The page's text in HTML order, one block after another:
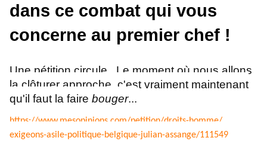
dans ce combat qui vous
concerne au premier chef !
Une pétition circule. Le moment où nous allons
la clôturer approche, c'est vraiment maintenant
qu'il faut la faire bouger...
https://www.mesopinions.com/petition/droits-homme/
exigeons-asile-politique-belgique-julian-assange/111549